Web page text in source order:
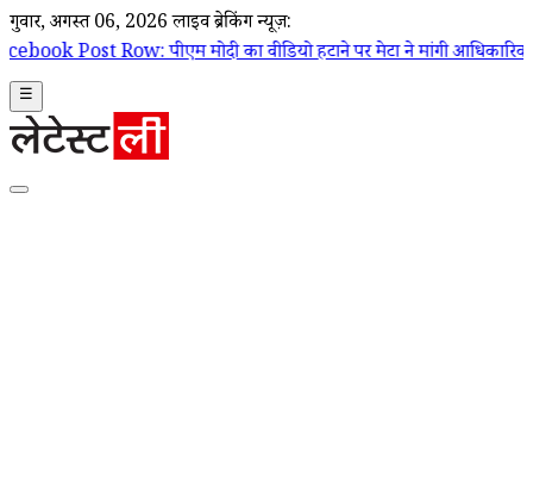
गुरूवार, अगस्त 06, 2026 लाइव ब्रेकिंग न्यूज़:
पीएम मोदी का वीडियो हटाने पर मेटा ने मांगी आधिकारिक माफी;
☰